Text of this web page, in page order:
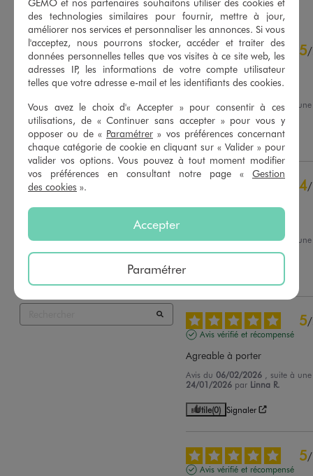
4.6/5
Basé sur62
avis soumis à un
contrôle
Voir tous les avis sur ce site
5étoiles
46
4étoiles
2
3
Trier les avis
5/
Avis vérifié et récompensé
Chaud
Avis du 28/02/2026
, suite à
12/02/2026 parSigrid S.
Utile(0) Signaler
4/
Avis du13/02/2026 , suite à
5/
Avis vérifié et récompensé
Agreable à porter
Avis du06/02/2026
, suite à
24/01/2026 par Linna R.
Utile(0) Signaler
5/
Avis vérifié et récompensé
des technologies similaires pour fournir, mettre à jour,
améliorer nos services et personnaliser les annonces. Si vous
l'acceptez, nous pourrons stocker, accéder et traiter des
données personnelles telles que vos visites à ce site web, les
adresses IP, les informations de votre compte utilisateur
telles que votre adresse e-mail et les identifiants des cookies.
Vous avez le choix d'« Accepter » pour consentir à ces
utilisations, de « Continuer sans accepter » pour vous y
opposer ou de « Paramétrer » vos préférences concernant
chaque catégorie de cookie en cliquant sur « Valider » pour
valider vos options. Vous pouvez à tout moment modifier
vos préférences en consultant notre page « Gestion
des cookies ».
Accepter
Paramétrer